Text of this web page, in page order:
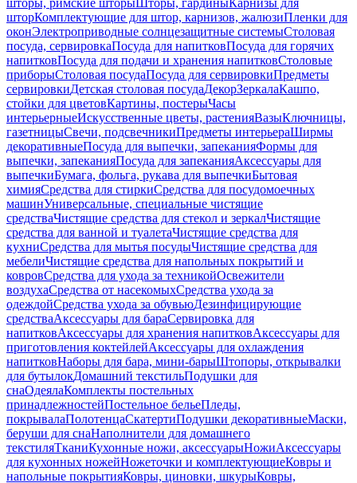
шторы, римские шторыШторы, гардиныКарнизы для
шторКомплектующие для штор, карнизов, жалюзиПленки для
оконЭлектроприводные солнцезащитные системыСтоловая
посуда, сервировкаПосуда для напитковПосуда для горячих
напитковПосуда для подачи и хранения напитковСтоловые
приборыСтоловая посудаПосуда для сервировкиПредметы
сервировкиДетская столовая посудаДекорЗеркалаКашпо,
стойки для цветовКартины, постерыЧасы
интерьерныеИскусственные цветы, растенияВазыКлючницы,
газетницыСвечи, подсвечникиПредметы интерьераШирмы
декоративныеПосуда для выпечки, запеканияФормы для
выпечки, запеканияПосуда для запеканияАксессуары для
выпечкиБумага, фольга, рукава для выпечкиБытовая
химияСредства для стиркиСредства для посудомоечных
машинУниверсальные, специальные чистящие
средстваЧистящие средства для стекол и зеркалЧистящие
средства для ванной и туалетаЧистящие средства для
кухниСредства для мытья посудыЧистящие средства для
мебелиЧистящие средства для напольных покрытий и
ковровСредства для ухода за техникойОсвежители
воздухаСредства от насекомыхСредства ухода за
одеждойСредства ухода за обувьюДезинфицирующие
средстваАксессуары для бараСервировка для
напитковАксессуары для хранения напитковАксессуары для
приготовления коктейлейАксессуары для охлаждения
напитковНаборы для бара, мини-барыШтопоры, открывалки
для бутылокДомашний текстильПодушки для
снаОдеялаКомплекты постельных
принадлежностейПостельное бельеПледы,
покрывалаПолотенцаСкатертиПодушки декоративныеМаски,
беруши для снаНаполнители для домашнего
текстиляТканиКухонные ножи, аксессуарыНожиАксессуары
для кухонных ножейНожеточки и комплектующиеКовры и
напольные покрытияКовры, циновки, шкурыКовры,